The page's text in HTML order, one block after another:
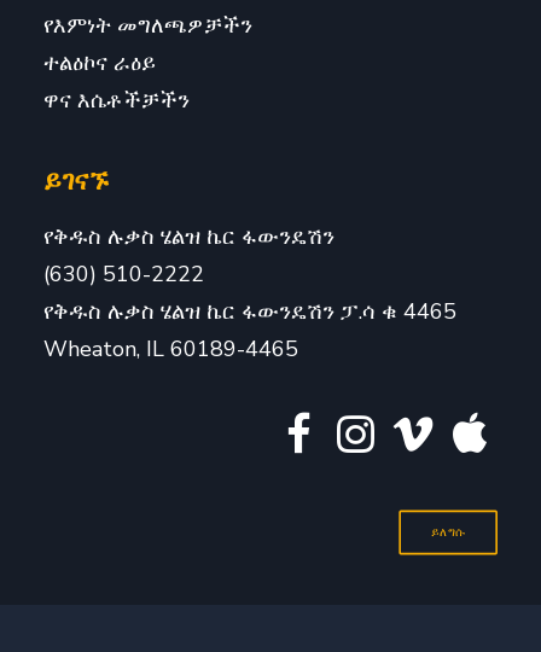
የእምነት መግለጫዎቻችን
ተልዕኮና ራዕይ
ዋና እሴቶችቻችን
ይገናኙ
የቅዱስ ሉቃስ ሄልዝ ኬር ፋውንዴሽን
(630) 510-2222
የቅዱስ ሉቃስ ሄልዝ ኬር ፋውንዴሽን ፓ.ሳ ቁ 4465
Wheaton, IL 60189-4465
ይለግሱ